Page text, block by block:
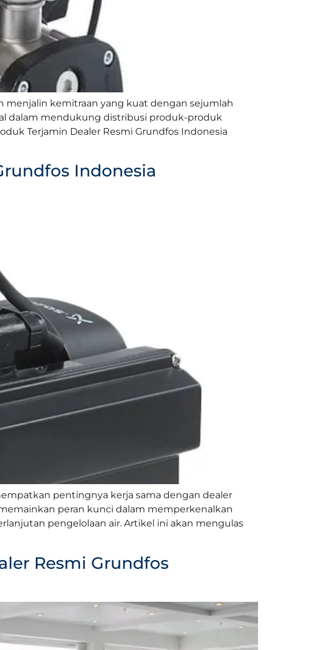
menjalin kemitraan yang kuat dengan sejumlah
dalam mendukung distribusi produk-produk
Terjamin Dealer Resmi Grundfos Indonesia
Indonesia
pentingnya kerja sama dengan dealer
peran kunci dalam memperkenalkan
pengelolaan air. Artikel ini akan mengulas
Resmi Grundfos